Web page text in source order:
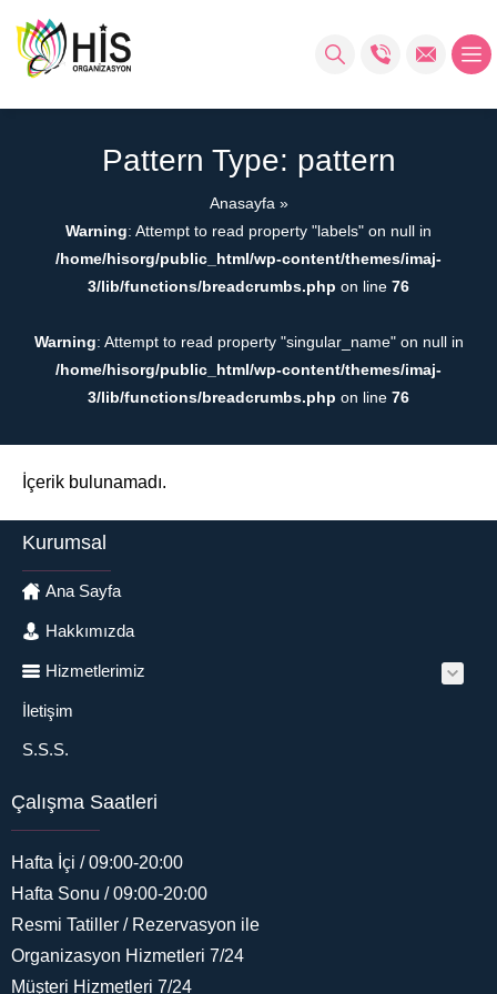
Pattern Type: pattern
Anasayfa »
Warning: Attempt to read property "labels" on null in
/home/hisorg/public_html/wp-content/themes/imaj-
3/lib/functions/breadcrumbs.php on line 76
Warning: Attempt to read property "singular_name" on null in
/home/hisorg/public_html/wp-content/themes/imaj-
3/lib/functions/breadcrumbs.php on line 76
İçerik bulunamadı.
Kurumsal
Ana Sayfa
Hakkımızda
Hizmetlerimiz
İletişim
S.S.S.
Çalışma Saatleri
Hafta İçi / 09:00-20:00
Hafta Sonu / 09:00-20:00
Resmi Tatiller / Rezervasyon ile
Organizasyon Hizmetleri 7/24
Müşteri Hizmetleri 7/24